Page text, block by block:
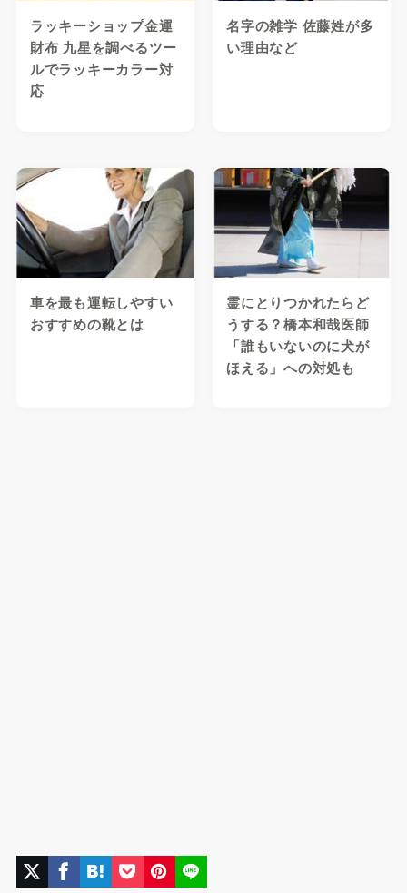
ラッキーショップ金運
財布 九星を調べるツー
ルでラッキーカラー対
応
名字の雑学 佐藤姓が多
い理由など
車を最も運転しやすい
おすすめの靴とは
霊にとりつかれたらど
うする？橋本和哉医師
「誰もいないのに犬が
ほえる」への対処も